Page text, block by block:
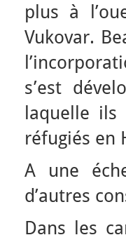
plus à
Vukovar.
s’est
laquelle
réfugiés en
A une
d’autres
Dans les